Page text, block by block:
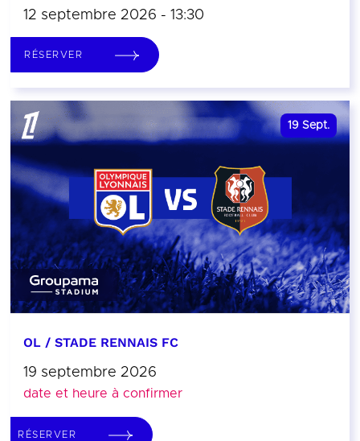
12 septembre 2026 - 13:30
RÉSERVER
19 Sept.
OL / STADE RENNAIS FC
19 septembre 2026
date et heure à confirmer
RÉSERVER